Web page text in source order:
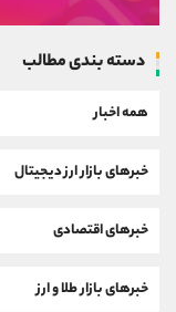
دسته بندی مطالب
همه اخبار
خبرهای بازار ارز دیجیتال
خبرهای اقتصادی
خبرهای بازار طلا و ارز